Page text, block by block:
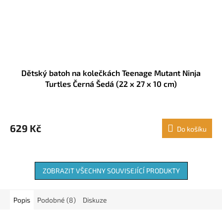
Dětský batoh na kolečkách Teenage Mutant Ninja
Turtles Černá Šedá (22 x 27 x 10 cm)
629 Kč Do košíku
ZOBRAZIT VŠECHNY SOUVISEJÍCÍ PRODUKTY
Popis Podobné (8) Diskuze